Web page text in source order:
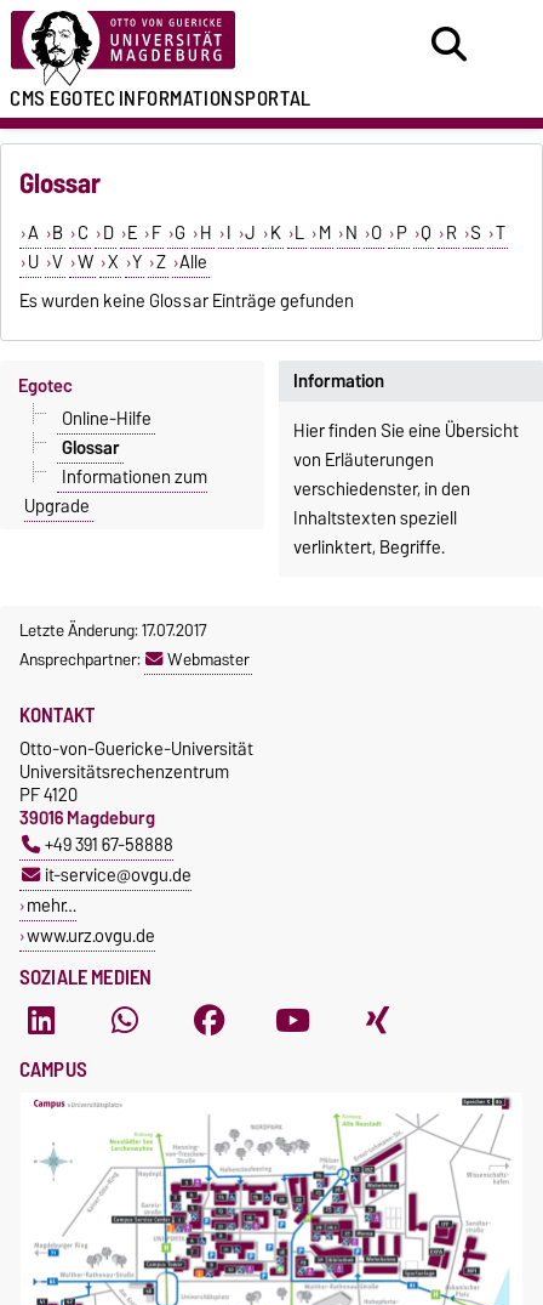
CMS EGOTECINFORMATIONSPORTAL
Glossar
A B C D E F G H I J K L M N O P Q R S T
U V W X Y Z Alle
Es wurden keine Glossar Einträge gefunden
Information
Hier finden Sie eine Übersicht
von Erläuterungen
verschiedenster, in den
Inhaltstexten speziell
verlinktert, Begriffe.
Egotec
Online-Hilfe
Glossar
Informationen zum
Upgrade
Letzte Änderung: 17.07.2017
Ansprechpartner:
Webmaster
SOZIALE MEDIEN
KONTAKT
Otto-von-Guericke-Universität
Universitätsrechenzentrum
PF 4120
39016 Magdeburg
+49 391 67-58888
it-service@ovgu.de
mehr…
www.urz.ovgu.de
CAMPUS